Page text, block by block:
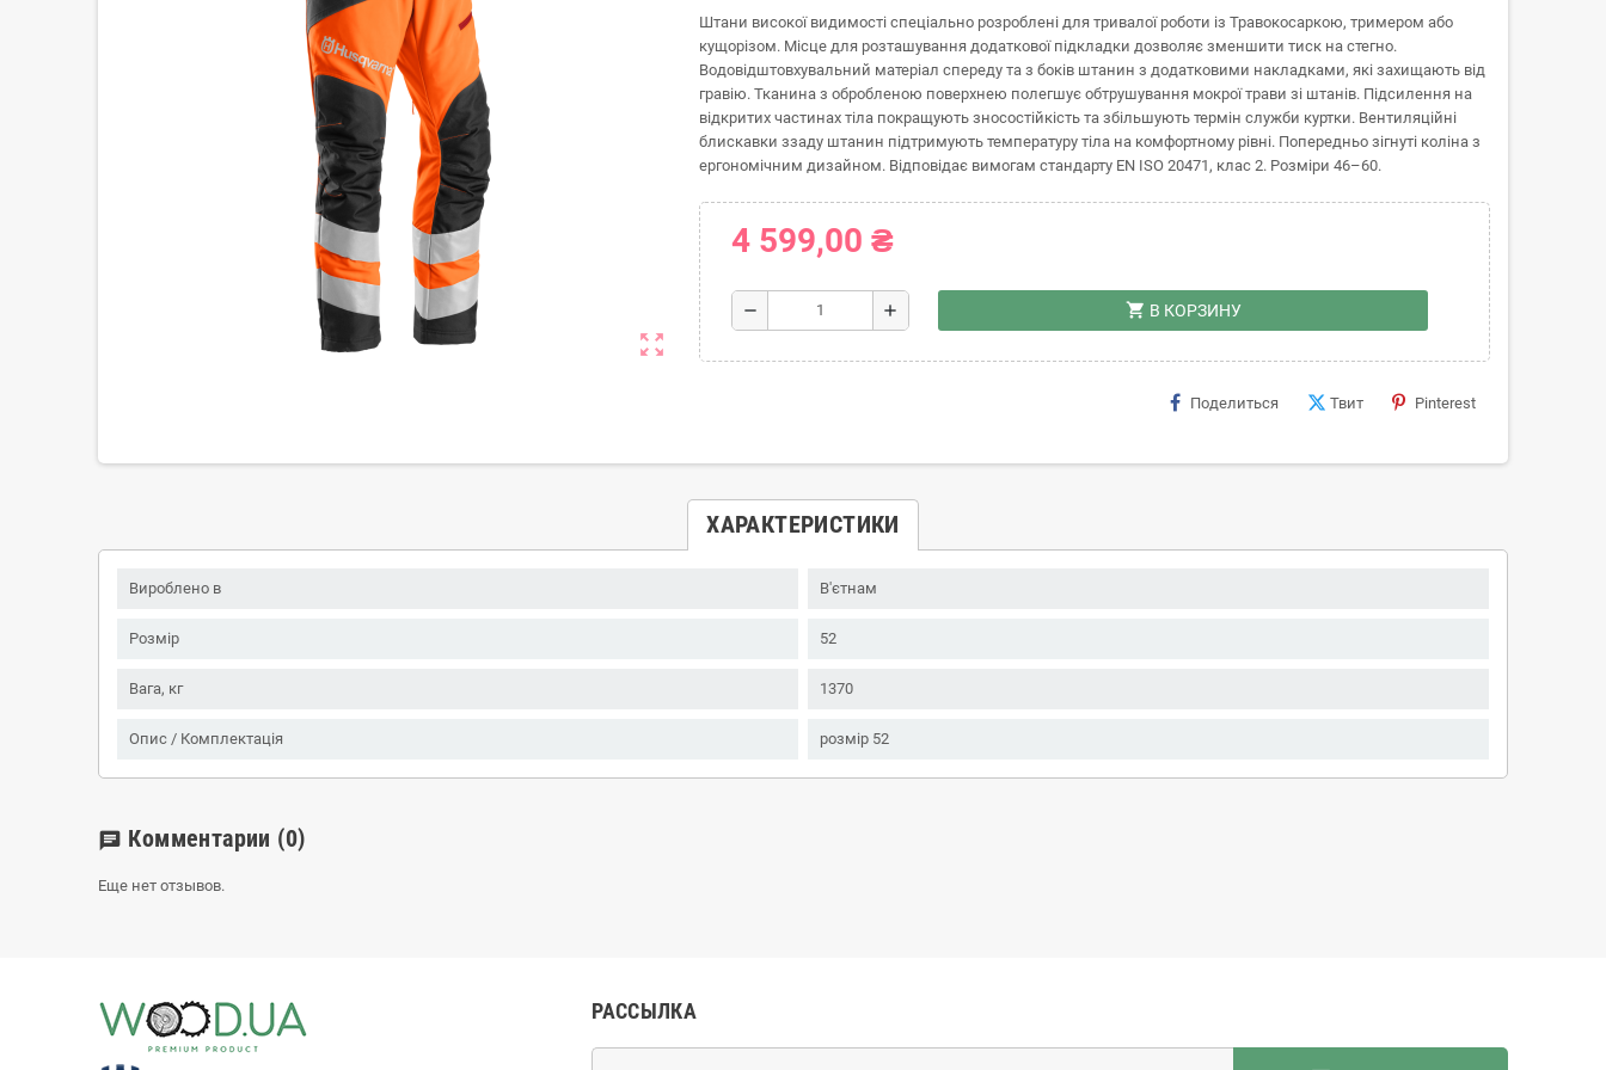
zoom_out_map
Штани високої видимості спеціально розроблені для тривалої роботи із Травокосаркою, тримером або
кущорізом. Місце для розташування додаткової підкладки дозволяє зменшити тиск на стегно.
Водовідштовхувальний матеріал спереду та з боків штанин з додатковими накладками, які захищають від
гравію. Тканина з обробленою поверхнею полегшує обтрушування мокрої трави зі штанів. Підсилення на
відкритих частинах тіла покращують зносостійкість та збільшують термін служби куртки. Вентиляційні
блискавки ззаду штанин підтримують температуру тіла на комфортному рівні. Попередньо зігнуті коліна з
ергономічним дизайном. Відповідає вимогам стандарту EN ISO 20471, клас 2. Розміри 46–60.
4 599,00 ₴
remove add shopping_cart В КОРЗИНУ
Поделиться Твит Pinterest
ХАРАКТЕРИСТИКИ
Вироблено в В'єтнам
Розмір 52
Вага, кг 1370
Опис / Комплектація розмір 52
chat Комментарии (0)
Еще нет отзывов.
РАССЫЛКА